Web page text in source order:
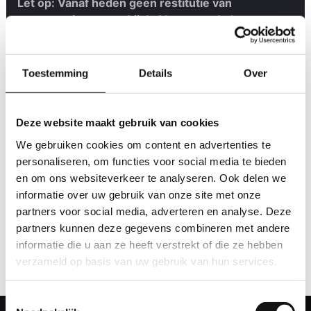
Toestemming Details Over
Deze website maakt gebruik van cookies
We gebruiken cookies om content en advertenties te
personaliseren, om functies voor social media te bieden
en om ons websiteverkeer te analyseren. Ook delen we
informatie over uw gebruik van onze site met onze
partners voor social media, adverteren en analyse. Deze
partners kunnen deze gegevens combineren met andere
informatie die u aan ze heeft verstrekt of die ze hebben
verzameld op basis van uw gebruik van hun services.
Toestemmingsselectie
Let op: Vanaf heden geen restitutie van
consumptiemunten bij de Vanzantenhal meer.
In verband met wet- en regelgeving rondom anti-
witwaspraktijken (WWFT) is het niet toegestaan om
ongebruikte consumptiemunten terug in te wisselen
plaats (bijvoorbeeld contant of via pin), waardoor
verantwoorde manier terug te nemen.
We adviseren je daarom om goed in te schatten
hoeveel munten je nodig hebt. Ongebruikte munten
kunnen eventueel bewaard worden voor een
volgend event, indien van toepassing.
Bedankt voor je begrip en medewerking.